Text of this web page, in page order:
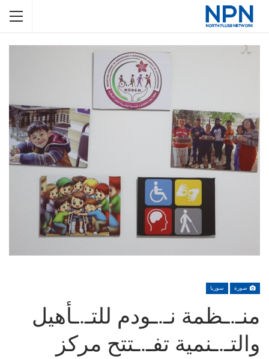
صورة سوريا
منـ.ـظمة نـ.ـودم للتـ.ـأهيل
والتـ.ـنمية تفـ.ـتتح مركز